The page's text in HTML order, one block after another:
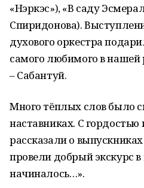
«Нэркэс»), «В саду
Спиридонова).
духового оркестра
самого любимого в нашей
– Сабантуй.
Много тёплых слов было
наставниках. С
рассказали о
провели добрый экскурс
начиналось…».